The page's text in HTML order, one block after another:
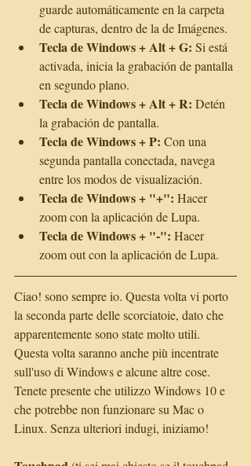
guarde automáticamente en la carpeta
de capturas, dentro de la de Imágenes.
Tecla de Windows + Alt + G: Si está
activada, inicia la grabación de pantalla
en segundo plano.
Tecla de Windows + Alt + R: Detén
la grabación de pantalla.
Tecla de Windows + P: Con una
segunda pantalla conectada, navega
entre los modos de visualización.
Tecla de Windows + "+": Hacer
zoom con la aplicación de Lupa.
Tecla de Windows + "-": Hacer
zoom out con la aplicación de Lupa.
Ciao! sono sempre io. Questa volta vi porto
la seconda parte delle scorciatoie, dato che
apparentemente sono state molto utili.
Questa volta saranno anche più incentrate
sull'uso di Windows e alcune altre cose.
Tenete presente che utilizzo Windows 10 e
che potrebbe non funzionare su Mac o
Linux. Senza ulteriori indugi, iniziamo!